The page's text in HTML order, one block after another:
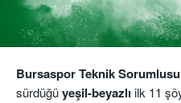
Bursaspor Teknik
sürdüğüyeşil-beyazlı ilk 11